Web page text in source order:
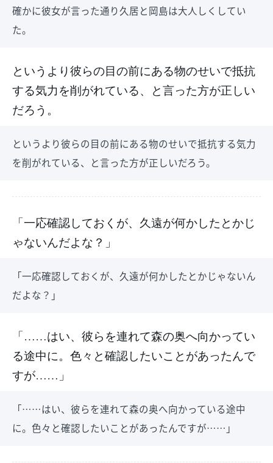
確かに彼女が言った通り久居と岡島は大人しくしてい
た。
というより彼らの目の前にある物のせいで抵抗
する気力を削がれている、と言った方が正しい
だろう。
というより彼らの目の前にある物のせいで抵抗する気力
を削がれている、と言った方が正しいだろう。
「一応確認しておくが、久遠が何かしたとかじ
ゃないんだよな？」
「一応確認しておくが、久遠が何かしたとかじゃないん
だよな？」
「……はい、彼らを連れて森の奥へ向かってい
る途中に。色々と確認したいことがあったんで
すが……」
「……はい、彼らを連れて森の奥へ向かっている途中
に。色々と確認したいことがあったんですが……」